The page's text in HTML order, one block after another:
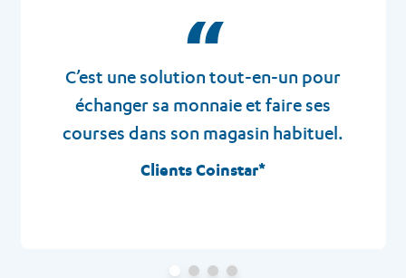
“
C’est une solution tout-en-un pour
échanger sa monnaie et faire ses
courses dans son magasin habituel.
Clients Coinstar*